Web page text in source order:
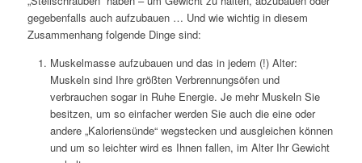
gegebenfalls auch aufzubauen … Und wie wichtig in diesem
Zusammenhang folgende Dinge sind:
Muskelmasse aufzubauen und das in jedem (!) Alter:
Muskeln sind Ihre größten Verbrennungsöfen und
verbrauchen sogar in Ruhe Energie. Je mehr Muskeln Sie
besitzen, um so einfacher werden Sie auch die eine oder
andere „Kaloriensünde“ wegstecken und ausgleichen können
und um so leichter wird es Ihnen fallen, im Alter Ihr Gewicht